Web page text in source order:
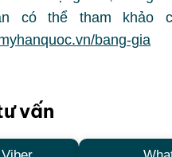
có thể tham khảo
bang-gia
vấn